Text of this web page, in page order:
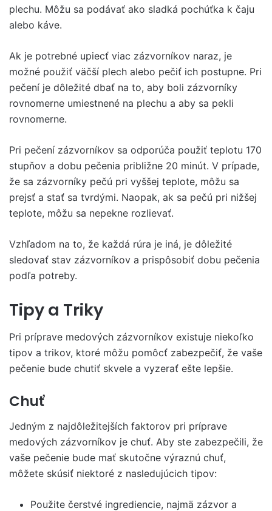
plechu. Môžu sa podávať ako sladká pochúťka k čaju
alebo káve.
Ak je potrebné upiecť viac zázvorníkov naraz, je
možné použiť väčší plech alebo pečiť ich postupne. Pri
pečení je dôležité dbať na to, aby boli zázvorníky
rovnomerne umiestnené na plechu a aby sa pekli
rovnomerne.
Pri pečení zázvorníkov sa odporúča použiť teplotu 170
stupňov a dobu pečenia približne 20 minút. V prípade,
že sa zázvorníky pečú pri vyššej teplote, môžu sa
prejsť a stať sa tvrdými. Naopak, ak sa pečú pri nižšej
teplote, môžu sa nepekne rozlievať.
Vzhľadom na to, že každá rúra je iná, je dôležité
sledovať stav zázvorníkov a prispôsobiť dobu pečenia
podľa potreby.
Tipy a Triky
Pri príprave medových zázvorníkov existuje niekoľko
tipov a trikov, ktoré môžu pomôcť zabezpečiť, že vaše
pečenie bude chutiť skvele a vyzerať ešte lepšie.
Chuť
Jedným z najdôležitejších faktorov pri príprave
medových zázvorníkov je chuť. Aby ste zabezpečili, že
vaše pečenie bude mať skutočne výraznú chuť,
môžete skúsiť niektoré z nasledujúcich tipov:
Použite čerstvé ingrediencie, najmä zázvor a